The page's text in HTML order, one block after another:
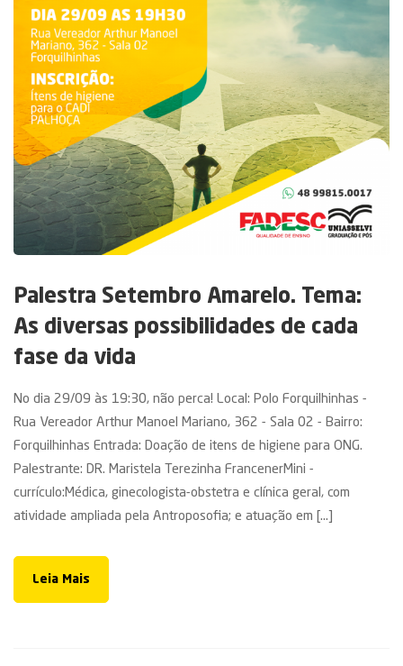
Palestra Setembro Amarelo. Tema:
As diversas possibilidades de cada
fase da vida
No dia 29/09 às 19:30, não perca! Local: Polo Forquilhinhas -
Rua Vereador Arthur Manoel Mariano, 362 - Sala 02 - Bairro:
Forquilhinhas Entrada: Doação de itens de higiene para ONG.
Palestrante: DR. Maristela Terezinha FrancenerMini -
currículo:Médica, ginecologista-obstetra e clínica geral, com
atividade ampliada pela Antroposofia; e atuação em [...]
Leia Mais